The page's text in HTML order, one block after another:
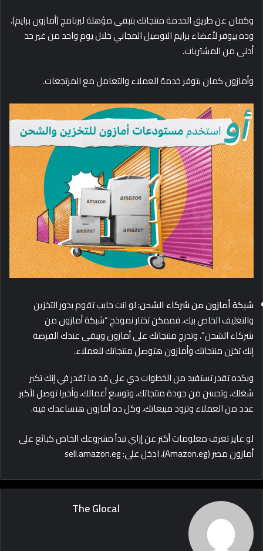
وكمان عن طريق الخدمة منتجاتك بتبقى مؤهلة لبرنامج (أمازون برايم)،
وده بيوفر لأعضاء برايم التوصيل المجاني خلال يوم واحد من غير حد
أدنى من المشتريات.
وأمازون كمان بتوفر خدمة العملاء والتعامل مع المرتجعات.
شبكة أمازون من شركاء الشحن:لو انت حابب تقوم بدور التخزين
والتغليف الخاص بيك، فممكن تختار نموذج “شبكة أمازون من
شركاء الشحن”، وتدرج منتجاتك على أمازون ويبقى عندك الفرصة
إنك تخزن منتجاتك وأمازون هتوصل منتجاتك للعملاء.
وبكده تقدر تستفيد من الخطوات دي على قد ما تقدر في إنك تكبر
شغلك، وتحسن من جودة منتجاتك، وتوسع أعمالك، وأخيرا توصل لأكبر
عدد من العملاء وتزود مبيعاتك، وكل ده أمازون هتساعدك فيه.
لو عايز تعرف معلومات أكتر عن إزاي تبدأ مشروعك الخاص كبائع على
أمازون مصر (Amazon.eg)، ادخل على: sell.amazon.eg
The Glocal